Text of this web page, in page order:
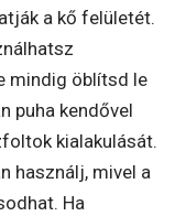
a kő felületét.
mindig öblítsd le
puha kendővel
kialakulását.
használj, mivel a
Ha